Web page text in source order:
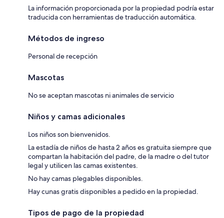
La información proporcionada por la propiedad podría estar
traducida con herramientas de traducción automática.
Métodos de ingreso
Personal de recepción
Mascotas
No se aceptan mascotas ni animales de servicio
Niños y camas adicionales
Los niños son bienvenidos.
La estadía de niños de hasta 2 años es gratuita siempre que
compartan la habitación del padre, de la madre o del tutor
legal y utilicen las camas existentes.
No hay camas plegables disponibles.
Hay cunas gratis disponibles a pedido en la propiedad.
Tipos de pago de la propiedad